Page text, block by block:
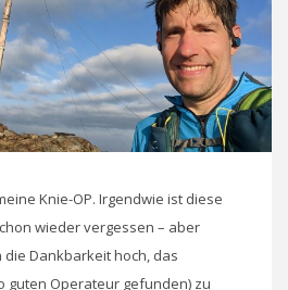
Knie-OP. Irgendwie ist diese
wieder vergessen – aber
Dankbarkeit hoch, das
guten Operateur gefunden) zu